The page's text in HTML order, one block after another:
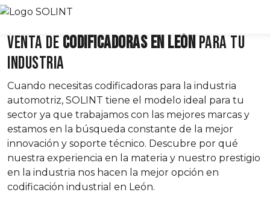
Venta de codificadoras en Leónpara tu
industria
Cuando necesitas codificadoras para la industria
automotriz, SOLINT tiene el modelo ideal para tu
sector ya que trabajamos con las mejores marcas y
estamos en la búsqueda constante de la mejor
innovación y soporte técnico. Descubre por qué
nuestra experiencia en la materia y nuestro prestigio
en la industria nos hacen la mejor opción en
codificación industrial en León.